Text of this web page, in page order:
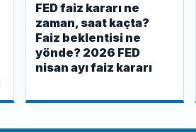
FED faiz kararı ne
zaman, saat kaçta?
Faiz beklentisi ne
yönde? 2026 FED
nisan ayı faiz kararı